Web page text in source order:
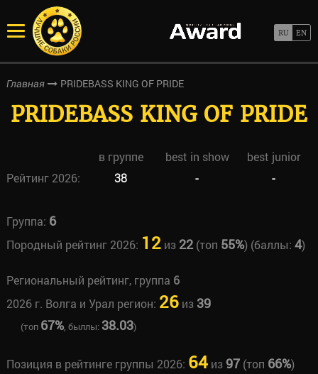
Главная PRIDEBASS KING OF PRIDE
PRIDEBASS KING OF PRIDE
в группе best in show
best junior
Рейтинг 2026:
38 - -
Группа: 6
Породный рейтинг 2026: 12из 22(топ 55%) (баллы: 4)
Региональный рейтинг, группа 6
2026 г. Волга и Урал регион: 26из 39
(топ 67%, быллы: 38.03)
Позиция в рейтинге группы 2026: 64из97(топ 66%)